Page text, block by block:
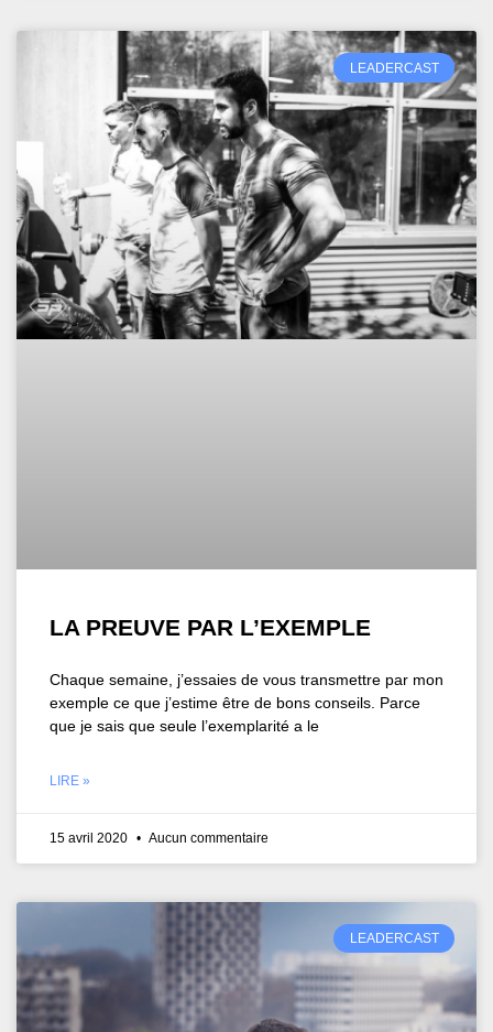
LEADERCAST
LA PREUVE PAR L’EXEMPLE
Chaque semaine, j’essaies de vous transmettre par mon
exemple ce que j’estime être de bons conseils. Parce
que je sais que seule l’exemplarité a le
LIRE »
15 avril 2020 Aucun commentaire
LEADERCAST